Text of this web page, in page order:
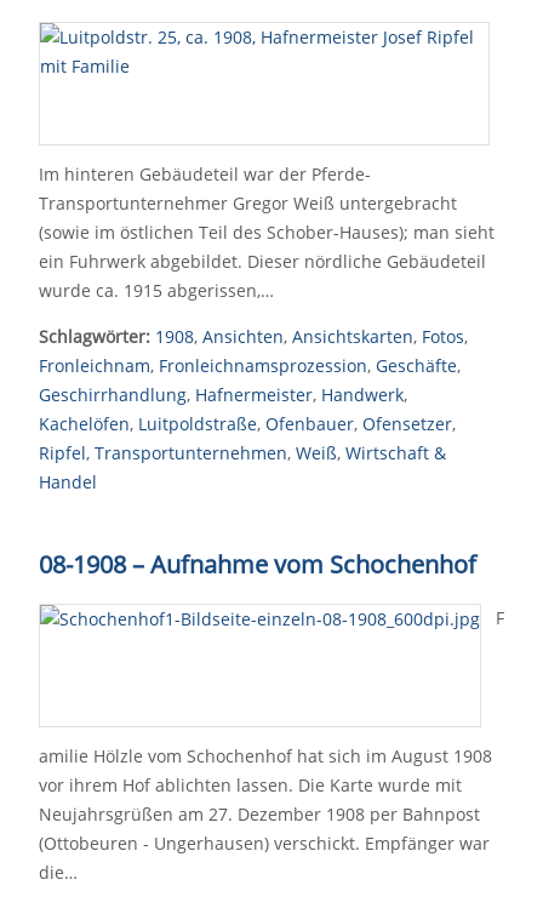
Im hinteren Gebäudeteil war der Pferde-
Transportunternehmer Gregor Weiß untergebracht
(sowie im östlichen Teil des Schober-Hauses); man sieht
ein Fuhrwerk abgebildet. Dieser nördliche Gebäudeteil
wurde ca. 1915 abgerissen,…
Schlagwörter: 1908, Ansichten, Ansichtskarten, Fotos,
Fronleichnam, Fronleichnamsprozession, Geschäfte,
Geschirrhandlung, Hafnermeister, Handwerk,
Kachelöfen, Luitpoldstraße, Ofenbauer, Ofensetzer,
Ripfel, Transportunternehmen, Weiß, Wirtschaft &
Handel
08-1908 – Aufnahme vom Schochenhof
F
amilie Hölzle vom Schochenhof hat sich im August 1908
vor ihrem Hof ablichten lassen. Die Karte wurde mit
Neujahrsgrüßen am 27. Dezember 1908 per Bahnpost
(Ottobeuren - Ungerhausen) verschickt. Empfänger war
die…